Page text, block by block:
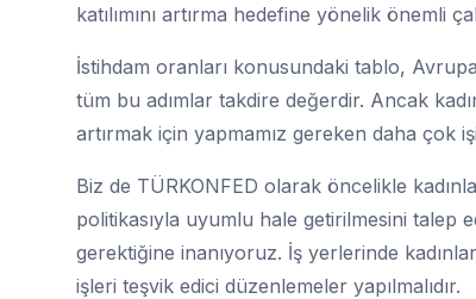
katılımını artırma hedefine yönelik önemli
İstihdam oranları konusundaki tablo,
tüm bu adımlar takdire değerdir. Ancak
artırmak için yapmamız gereken daha çok
Biz de TÜRKONFED olarak öncelikle
politikasıyla uyumlu hale getirilmesini talep
gerektiğine inanıyoruz. İş yerlerinde
işleri teşvik edici düzenlemeler yapılmalıdır.